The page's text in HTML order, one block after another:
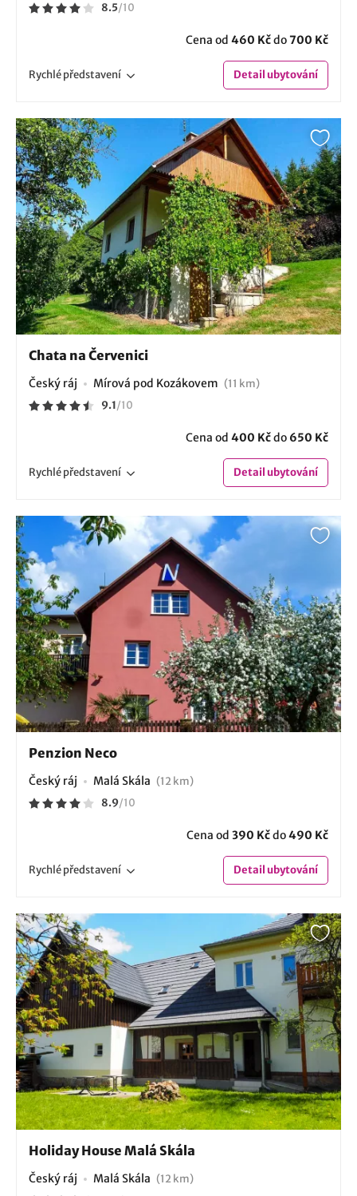
8.5/10
Cena od 460 Kčdo700 Kč
Rychlépředstavení Detailubytování
Chata na Červenici
Český ráj Mírová pod Kozákovem (11 km)
9.1/10
Cena od 400 Kčdo 650 Kč
Rychlépředstavení Detailubytování
Penzion Neco
Český ráj Malá Skála (12 km)
8.9/10
Cena od 390 Kčdo490 Kč
Rychlépředstavení Detailubytování
Holiday House Malá Skála
Český ráj Malá Skála (12 km)